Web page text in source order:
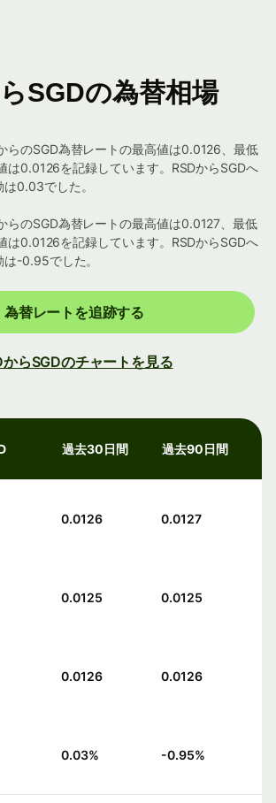
SGDの為替相場
らのSGD為替レートの最高値は0.0126、最低
は0.0126を記録しています。RSDからSGDへ
0.03でした。
らのSGD為替レートの最高値は0.0127、最低
は0.0126を記録しています。RSDからSGDへ
-0.95でした。
為替レートを追跡する
からSGDのチャートを見る
過去30日間 過去90日間
0.0126 0.0127
0.0125 0.0125
0.0126 0.0126
0.03% -0.95%